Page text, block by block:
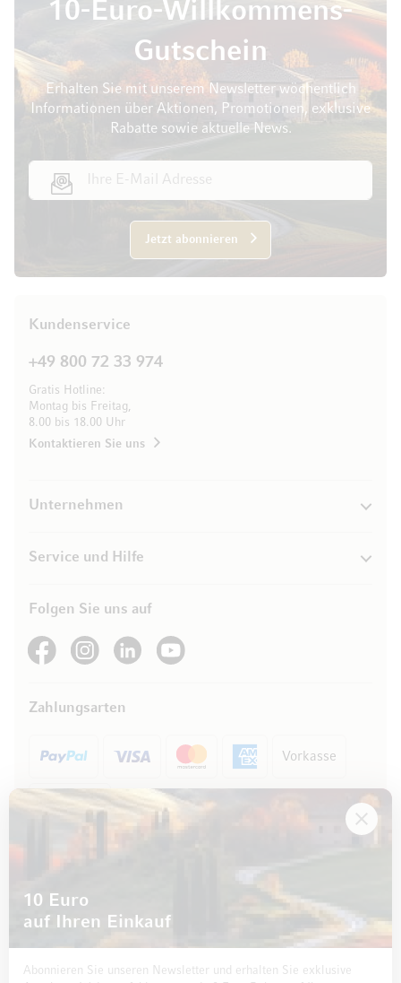
10-Euro-Willkommens-
Gutschein
Erhalten Sie mit unserem Newsletter wöchentlich
Informationen über Aktionen, Promotionen, exklusive
Rabatte sowie aktuelle News.
Jetzt abonnieren
Kundenservice
+49 800 72 33 974
Gratis Hotline:
Montag bis Freitag,
8.00 bis 18.00 Uhr
Kontaktieren Sie uns
Unternehmen
Service und Hilfe
Folgen Sie uns auf
See our FacebookSee our Instagram account
See our LinkedInSee our YouTube channel
Zahlungsarten
Vorkasse
10 Euro
auf Ihren Einkauf
Abonnieren Sie unseren Newsletter und erhalten Sie exklusive